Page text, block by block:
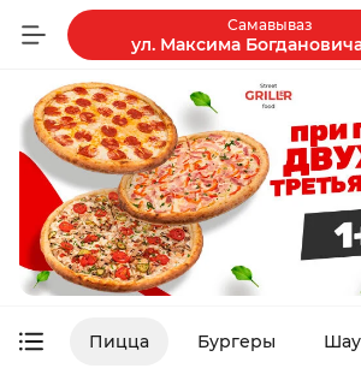
Самавываз
ул. Максима
Пицца Бургеры